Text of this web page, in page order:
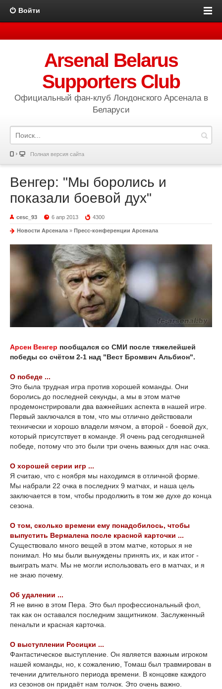
Войти
Arsenal Belarus
Supporters Club
Официальный фан-клуб Лондонского Арсенала в
Беларуси
Полная версия сайта
Венгер: "Мы боролись и
показали боевой дух"
cesc_93 6 апр 2013 4300
Новости Арсенала » Пресс-конференции Арсенала
Арсен Венгер пообщался со СМИ после тяжелейшей
победы со счётом 2-1 над "Вест Бромвич Альбион".
О победе ...
Это была трудная игра против хорошей команды. Они
боролись до последней секунды, а мы в этом матче
продемонстрировали два важнейших аспекта в нашей игре.
Первый заключался в том, что мы отлично действовали
технически и хорошо владели мячом, а второй - боевой дух,
который присутствует в команде. Я очень рад сегодняшней
победе, потому что это были три очень важных для нас очка.
О хорошей серии игр ...
Я считаю, что с ноября мы находимся в отличной форме.
Мы набрали 22 очка в последних 9 матчах, и наша цель
заключается в том, чтобы продолжить в том же духе до конца
сезона.
О том, сколько времени ему понадобилось, чтобы
выпустить Вермалена после красной карточки ...
Существовало много вещей в этом матче, которых я не
понимал. Но мы были вынуждены принять их, и как итог -
выиграть матч. Мы не могли использовать его в матчах, и я
не знаю почему.
Об удалении ...
Я не виню в этом Пера. Это был профессиональный фол,
так как он оставался последним защитником. Заслуженный
пенальти и красная карточка.
О выступлении Росицки ...
Фантастическое выступление. Он является важным игроком
нашей команды, но, к сожалению, Томаш был травмирован в
течении длительного периода времени. В концовке каждого
из сезонов он придаёт нам толчок. Это очень важно.